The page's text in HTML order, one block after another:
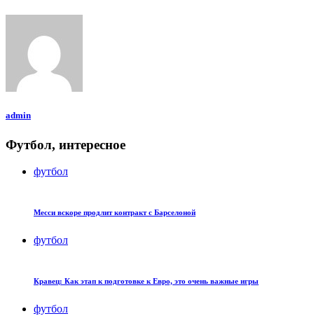
admin
Футбол, интересное
футбол
Месси вскоре продлит контракт с Барселоной
футбол
Кравец: Как этап к подготовке к Евро, это очень важные игры
футбол